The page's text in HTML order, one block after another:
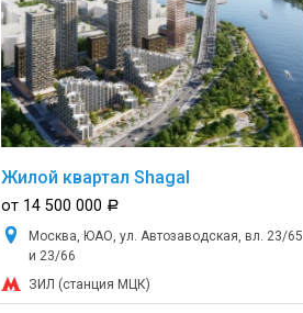
Жилой квартал Shagal
от 14 500 000 a
Москва, ЮАО, ул. Автозаводская, вл. 23/65
и 23/66
ЗИЛ (станция МЦК)